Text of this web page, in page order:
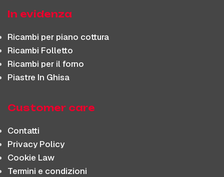
In evidenza
Ricambi per piano cottura
Ricambi Folletto
Ricambi per il forno
Piastre In Ghisa
Customer care
Contatti
Privacy Policy
Cookie Law
Termini e condizioni